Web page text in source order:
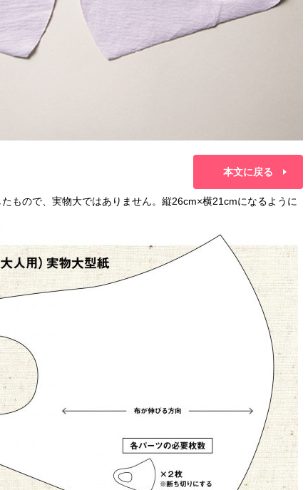
本文に戻る
もので、実物大ではありません。縦26cm×横21cmになるように